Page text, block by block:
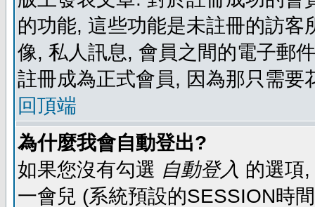
的功能, 這些功能是未註冊的訪
像, 私人訊息, 會員之間的電子郵
註冊成為正式會員, 因為那只需要
回頂端
為什麼我會自動登出?
如果您沒有勾選 自動登入 的選項
一會兒 (系統預設的SESSION時